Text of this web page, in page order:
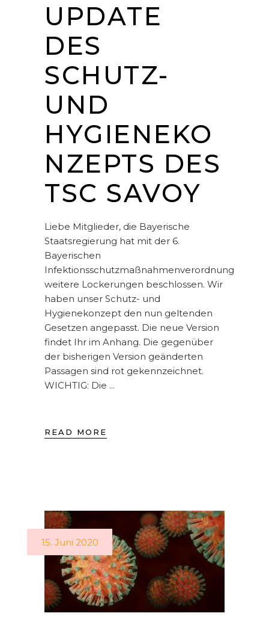
UPDATE
DES
SCHUTZ-
UND
HYGIENEKO
NZEPTS DES
TSC SAVOY
Liebe Mitglieder, die Bayerische
Staatsregierung hat mit der 6.
Bayerischen
Infektionsschutzmaßnahmenverordnung
weitere Lockerungen beschlossen. Wir
haben unser Schutz- und
Hygienekonzept den nun geltenden
Gesetzen angepasst. Die neue Version
findet Ihr im Anhang. Die gegenüber
der bisherigen Version geänderten
Passagen sind rot gekennzeichnet.
WICHTIG: Die
READ MORE
15. Juni 2020